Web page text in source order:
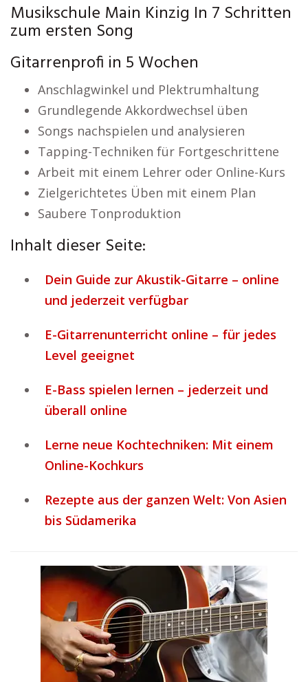
Musikschule Main Kinzig In 7 Schritten
zum ersten Song
Gitarrenprofi in 5 Wochen
Anschlagwinkel und Plektrumhaltung
Grundlegende Akkordwechsel üben
Songs nachspielen und analysieren
Tapping-Techniken für Fortgeschrittene
Arbeit mit einem Lehrer oder Online-Kurs
Zielgerichtetes Üben mit einem Plan
Saubere Tonproduktion
Inhalt dieser Seite:
Dein Guide zur Akustik-Gitarre – online
und jederzeit verfügbar
E-Gitarrenunterricht online – für jedes
Level geeignet
E-Bass spielen lernen – jederzeit und
überall online
Lerne neue Kochtechniken: Mit einem
Online-Kochkurs
Rezepte aus der ganzen Welt: Von Asien
bis Südamerika